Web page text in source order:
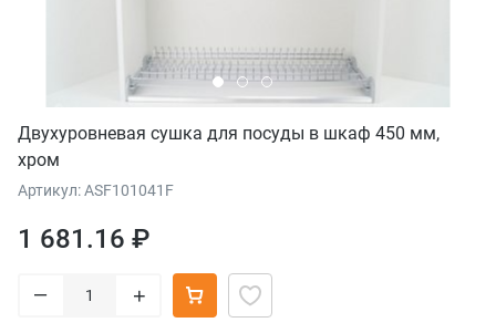
Двухуровневая сушка для посуды в шкаф 450 мм,
хром
Артикул: ASF101041F
1 681.16 ₽
– +